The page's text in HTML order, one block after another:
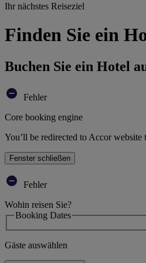
Ihr nächstes Reiseziel
Finden Sie ein
Buchen Sie ein Hotel
Fehler
Core booking engine
You’ll be redirected to Accor
Fenster schließen
Fehler
Wohin reisen Sie?
Booking Dates
Gäste auswählen